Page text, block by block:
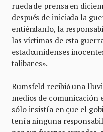
rueda de prensa en
después de iniciada la
entiéndanlo, la
las víctimas de esta
estadounidenses
talibanes».
Rumsfeld recibió una
medios de comunicación
sólo insistía en que el
tenía ninguna